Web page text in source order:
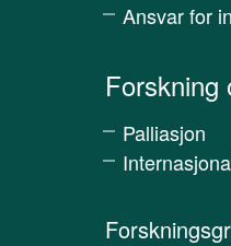
Ansvar for
Forskning
Palliasjon